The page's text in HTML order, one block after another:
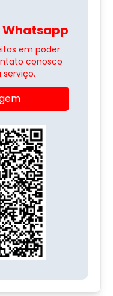
Whatsapp
em poder
conosco
serviço.